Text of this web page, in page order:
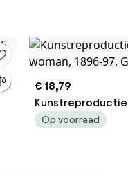
€ 18,79
woman, 1896-97,
Op voorraad